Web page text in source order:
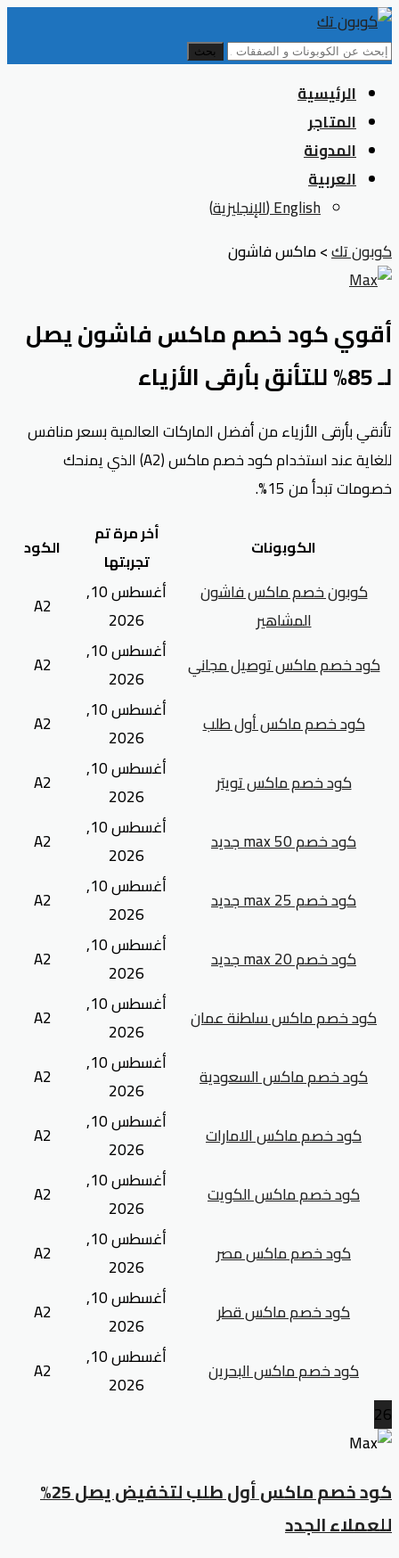
بحث
Skip
content
الرئيسية
المتاجر
المدونة
العربية
English
(الإنجليزية)
كوبون تك>ماكس فاشون
أقوي كود خصم ماكس فاشون يصل
لـ 85% للتأنق بأرقى الأزياء
تأنقي بأرقى الأزياء من أفضل الماركات العالمية بسعر منافس
للغاية عند استخدام كود خصم ماكس (A2) الذي يمنحك
خصومات تبدأ من 15%.
الكوبونات
أخر مرة تم
تجربتها
الكود
كوبون خصم ماكس فاشون
المشاهير
أغسطس 10,
2026
A2
كود خصم ماكس توصيل مجاني
أغسطس 10,
2026
A2
كود خصم ماكس أول طلب
أغسطس 10,
2026
A2
كود خصم ماكس تويتر
أغسطس 10,
2026
A2
كود خصم max 50 جديد
أغسطس 10,
2026
A2
كود خصم max 25 جديد
أغسطس 10,
2026
A2
كود خصم max 20 جديد
أغسطس 10,
2026
A2
كود خصم ماكس سلطنة عمان
أغسطس 10,
2026
A2
كود خصم ماكس السعودية
أغسطس 10,
2026
A2
كود خصم ماكس الامارات
أغسطس 10,
2026
A2
كود خصم ماكس الكويت
أغسطس 10,
2026
A2
كود خصم ماكس مصر
أغسطس 10,
2026
A2
كود خصم ماكس قطر
أغسطس 10,
2026
A2
كود خصم ماكس البحرين
أغسطس 10,
2026
A2
26
كود خصم ماكس أول طلب لتخفيض يصل 25%
للعملاء الجدد